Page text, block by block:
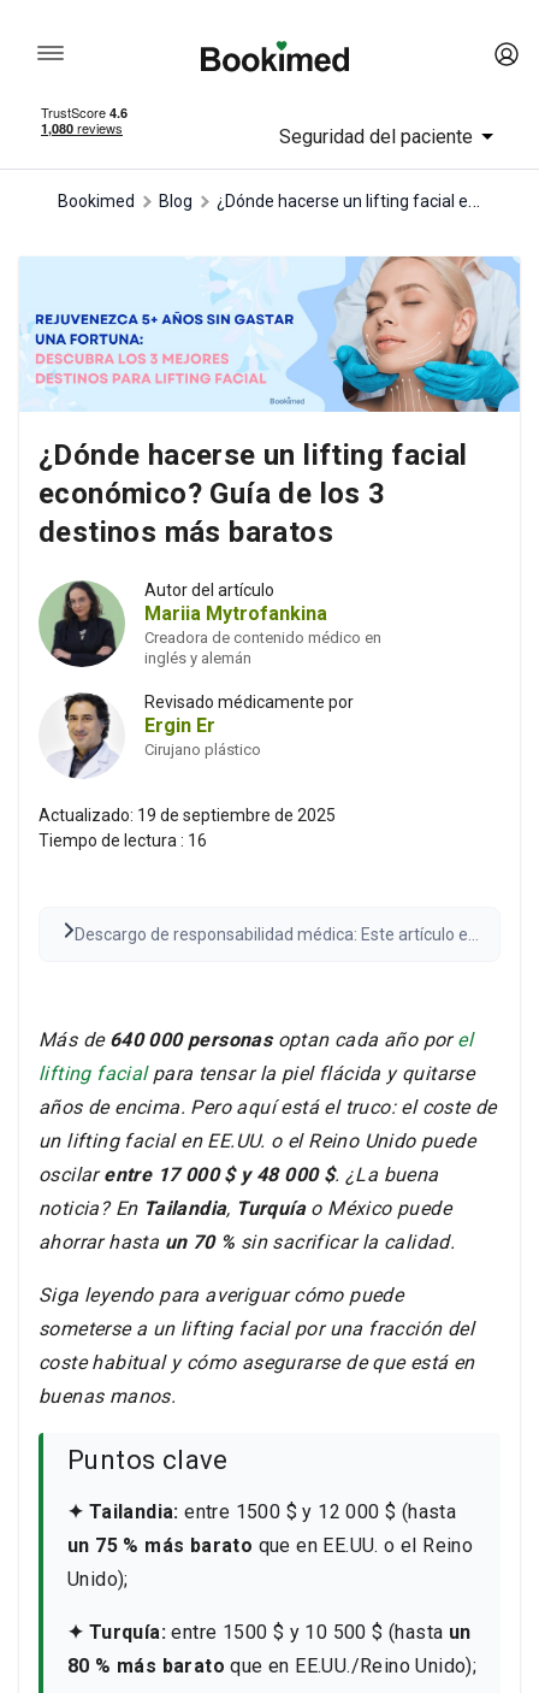
Seguridad del paciente
Bookimed Blog ¿Dónde hacerse un lifting facial económico? Guía de los 3 destinos más baratos
¿Dónde hacerse un lifting facial
económico? Guía de los 3
destinos más baratos
Autor del artículo
Mariia Mytrofankina
Creadora de contenido médico en
inglés y alemán
Revisado médicamente por
Ergin Er
Cirujano plástico
Actualizado: 19 de septiembre de 2025
Tiempo de lectura : 16
Descargo de responsabilidad médica: Este artículo es
tomar decisiones médicas. Los resultados pueden
Lea el descargo de responsabilidad completo
Más de 640 000 personasoptan cada año porel
lifting facialpara tensar la piel flácida y quitarse
años de encima. Pero aquí está el truco: el coste de
un lifting facial en EE.UU. o el Reino Unido puede
oscilarentre 17 000 $ y 48 000 $. ¿La buena
noticia? En Tailandia, Turquíao México puede
ahorrar hasta un 70 % sin sacrificar la calidad.
Siga leyendo para averiguar cómo puede
someterse a un lifting facial por una fracción del
coste habitual y cómo asegurarse de que está en
buenas manos.
Puntos clave
✦ Tailandia: entre 1500 $ y 12 000 $ (hasta
un 75 % más barato que en EE.UU. o el Reino
Unido);
✦ Turquía: entre 1500 $ y 10 500 $ (hasta un
80 % más barato que en EE.UU./Reino Unido);